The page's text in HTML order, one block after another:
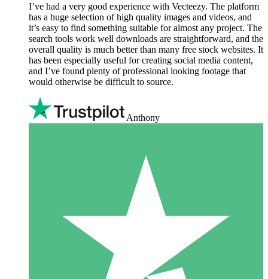
I’ve had a very good experience with Vecteezy. The platform
has a huge selection of high quality images and videos, and
it’s easy to find something suitable for almost any project. The
search tools work well downloads are straightforward, and the
overall quality is much better than many free stock websites. It
has been especially useful for creating social media content,
and I’ve found plenty of professional looking footage that
would otherwise be difficult to source.
Anthony